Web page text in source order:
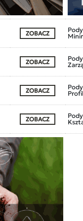
ZOBACZ
ZOBACZ
ZOBACZ
ZOBACZ